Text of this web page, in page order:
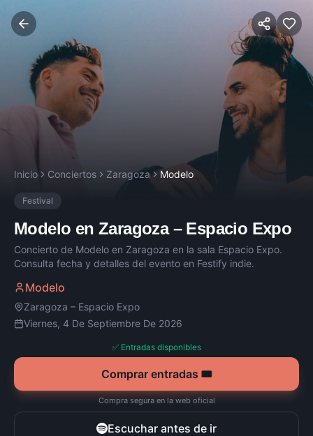
Inicio Conciertos Zaragoza Modelo
Festival
Modelo enZaragoza– Espacio Expo
Concierto de Modelo en Zaragoza en la sala Espacio Expo.
Consulta fecha y detalles del evento en Festify indie.
Modelo
Zaragoza – Espacio Expo
Viernes, 4 De Septiembre De 2026
✅ Entradas disponibles
Comprar entradas 🎟️
Compra segura en la web oficial
Escuchar antes de ir